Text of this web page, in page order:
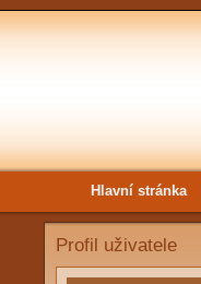
Hlavní stránka
Profil uživatele